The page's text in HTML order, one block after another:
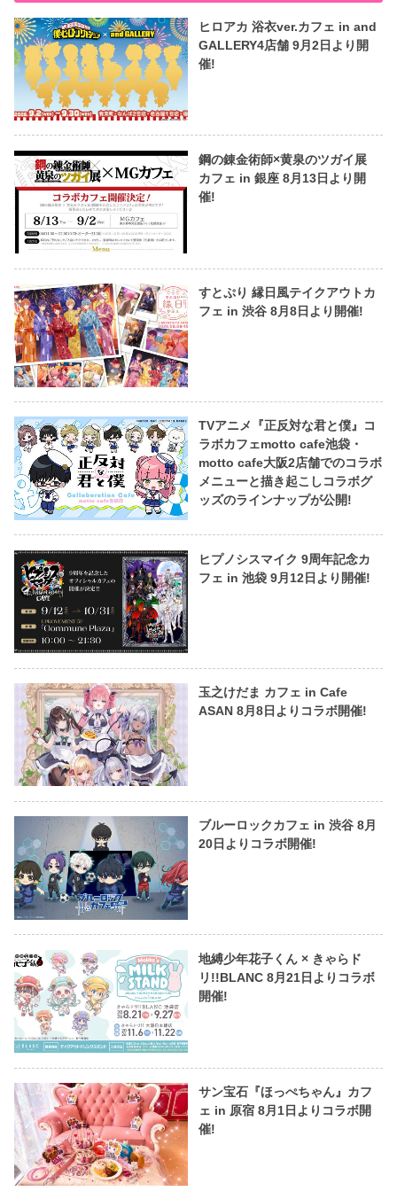
ヒロアカ 浴衣ver.カフェ in and
GALLERY4店舗 9月2日より開
催!
鋼の錬金術師×黄泉のツガイ展
カフェ in 銀座 8月13日より開
催!
すとぷり 縁日風テイクアウトカ
フェ in 渋谷 8月8日より開催!
TVアニメ『正反対な君と僕』コ
ラボカフェmotto cafe池袋・
motto cafe大阪2店舗でのコラボ
メニューと描き起こしコラボグ
ッズのラインナップが公開!
ヒプノシスマイク 9周年記念カ
フェ in 池袋 9月12日より開催!
玉之けだま カフェ in Cafe
ASAN 8月8日よりコラボ開催!
ブルーロックカフェ in 渋谷 8月
20日よりコラボ開催!
地縛少年花子くん × きゃらド
リ!!BLANC 8月21日よりコラボ
開催!
サン宝石『ほっぺちゃん』カフ
ェ in 原宿 8月1日よりコラボ開
催!